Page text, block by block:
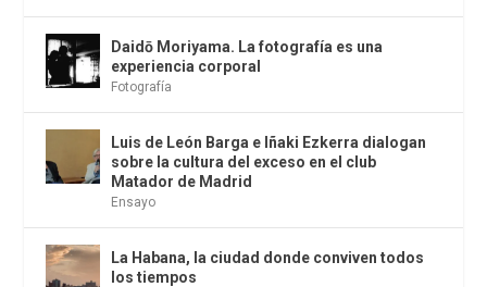
Daidō Moriyama. La fotografía es una
experiencia corporal
Fotografía
Luis de León Barga e Iñaki Ezkerra dialogan
sobre la cultura del exceso en el club
Matador de Madrid
Ensayo
La Habana, la ciudad donde conviven todos
los tiempos